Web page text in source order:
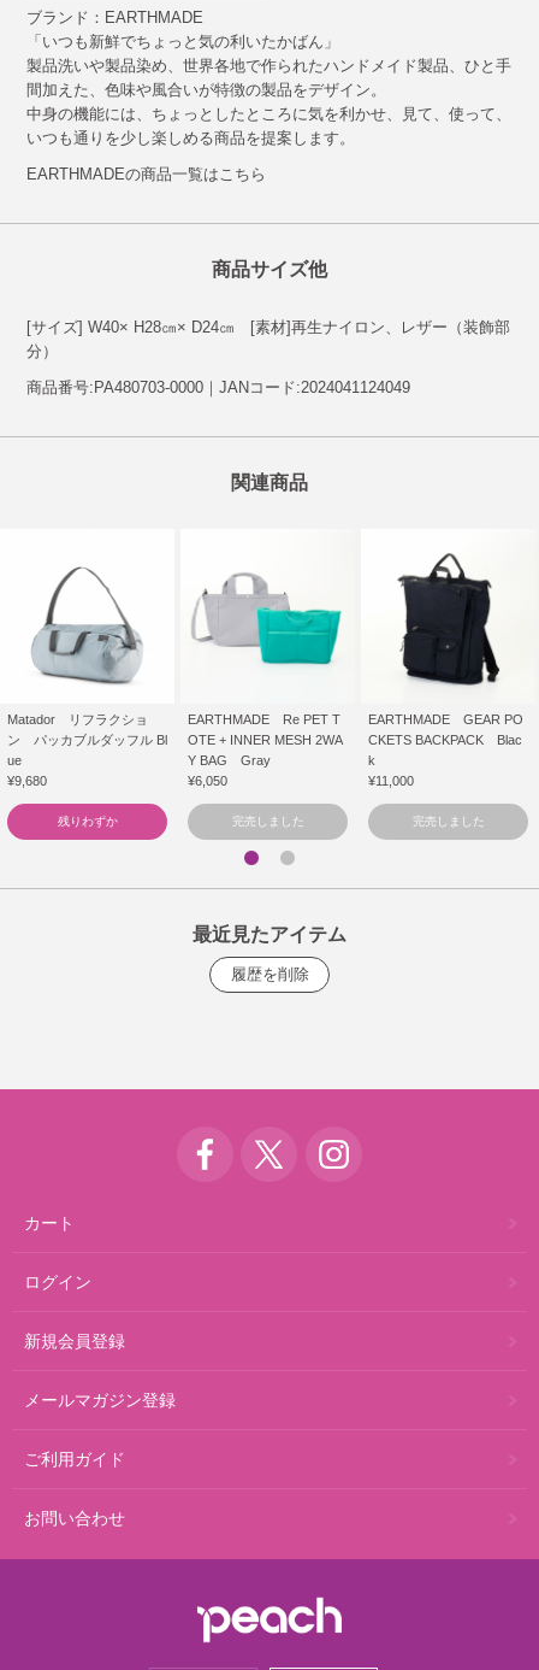
ブランド：EARTHMADE
「いつも新鮮でちょっと気の利いたかばん」
製品洗いや製品染め、世界各地で作られたハンドメイド製品、ひと手
間加えた、色味や風合いが特徴の製品をデザイン。
中身の機能には、ちょっとしたところに気を利かせ、見て、使って、
いつも通りを少し楽しめる商品を提案します。
EARTHMADEの商品一覧はこちら
商品サイズ他
[サイズ] W40× H28㎝× D24㎝ [素材]再生ナイロン、レザー（装飾部
分）
商品番号:PA480703-0000｜JANコード:2024041124049
関連商品
Matador リフラクショ
ン パッカブルダッフル Bl
ue
¥9,680
残りわずか
EARTHMADE Re PET T
OTE + INNER MESH 2WA
Y BAG Gray
¥6,050
完売しました
EARTHMADE GEAR PO
CKETS BACKPACK Blac
k
¥11,000
完売しました
最近見たアイテム
カート
ログイン
新規会員登録
メールマガジン登録
ご利用ガイド
お問い合わせ